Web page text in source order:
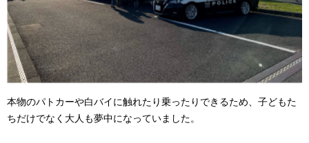
本物のパトカーや白バイに触れたり乗ったりできるため、子どもた
ちだけでなく大人も夢中になっていました。